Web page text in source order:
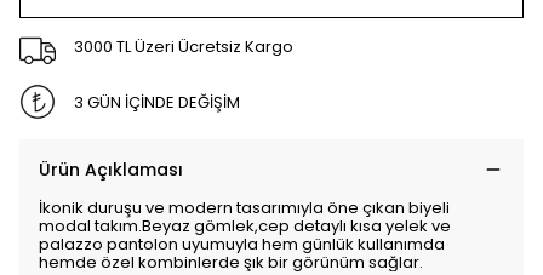
3000 TL Üzeri Ücretsiz Kargo
3 GÜN İÇİNDE DEĞİŞİM
Ürün Açıklaması
İkonik duruşu ve modern tasarımıyla öne çıkan biyeli
modal takım.Beyaz gömlek,cep detaylı kısa yelek ve
palazzo pantolon uyumuyla hem günlük kullanımda
hemde özel kombinlerde şık bir görünüm sağlar.